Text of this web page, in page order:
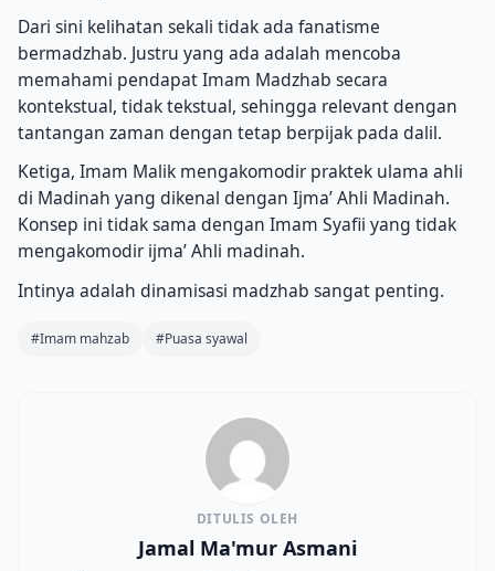
Dari sini kelihatan sekali tidak ada fanatisme
bermadzhab. Justru yang ada adalah mencoba
memahami pendapat Imam Madzhab secara
kontekstual, tidak tekstual, sehingga relevant dengan
tantangan zaman dengan tetap berpijak pada dalil.
Ketiga, Imam Malik mengakomodir praktek ulama ahli
di Madinah yang dikenal dengan Ijma’ Ahli Madinah.
Konsep ini tidak sama dengan Imam Syafii yang tidak
mengakomodir ijma’ Ahli madinah.
Intinya adalah dinamisasi madzhab sangat penting.
#Imam mahzab #Puasa syawal
DITULIS OLEH
Jamal Ma'mur Asmani